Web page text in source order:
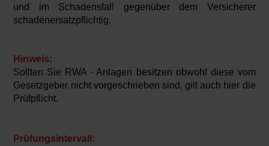
und im Schadensfall gegenüber dem Versicherer
schadenersatzpflichtig.
Hinweis:
Sollten Sie RWA - Anlagen besitzen obwohl diese vom
Gesetzgeber nicht vorgeschrieben sind, gilt auch hier die
Prüfpflicht.
Prüfungsintervall :